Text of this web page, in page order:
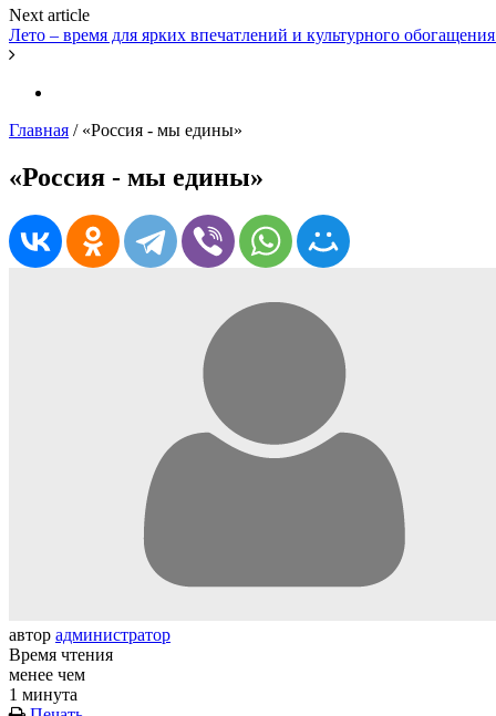
Next article
Лето – время для ярких впечатлений и культурного
Главная / «Россия - мы едины»
«Россия - мы едины»
автор администратор
Время чтения
менее чем
1 минута